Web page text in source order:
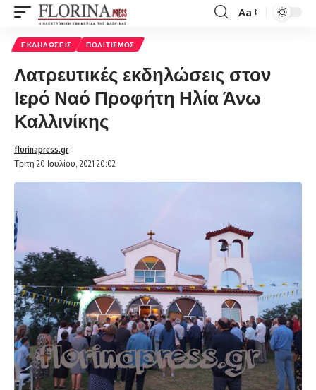
Font
Aa
ΕΚΔΗΛΏΣΕΙΣ ΠΟΛΙΤΙΣΜΌΣ
Λατρευτικές εκδηλώσεις στον
Ιερό Ναό Προφήτη Ηλία Άνω
Καλλινίκης
Τρίτη 20 Ιουλίου, 2021 20:02
florinapress.gr